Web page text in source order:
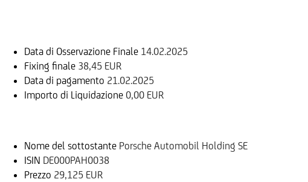
Data di Osservazione Finale 14.02.2025
Fixing finale 38,45 EUR
Data di pagamento 21.02.2025
Importo di Liquidazione 0,00 EUR
Nome del sottostante Porsche Automobil Holding SE
ISIN DE000PAH0038
Prezzo 29,125 EUR